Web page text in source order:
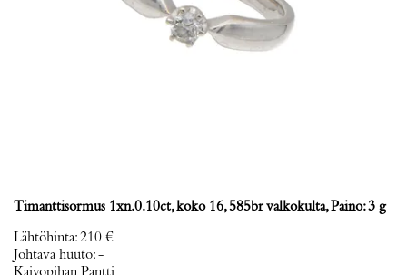
Timanttisormus 1xn.0.10ct, koko 16, 585br valkokulta, Paino: 3 g
Lähtöhinta:210 €
Johtava huuto:-